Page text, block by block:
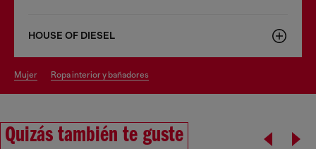
HOUSE OF DIESEL
mujer ropa interior y bañadores
Quizás también te guste